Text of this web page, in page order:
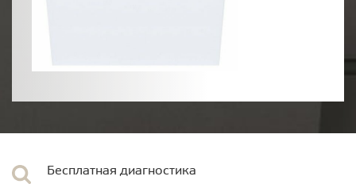
Бесплатная диагностика